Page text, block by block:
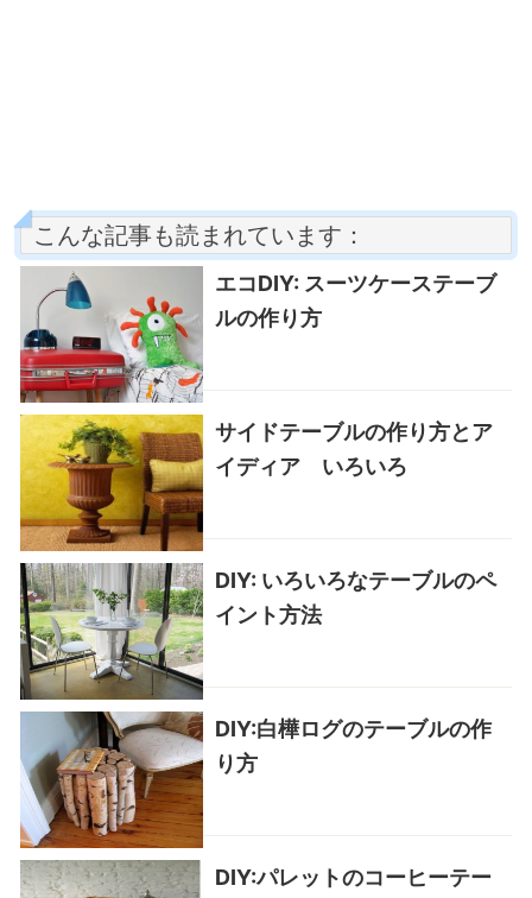
こんな記事も読まれています：
エコDIY: スーツケーステーブ
ルの作り方
サイドテーブルの作り方とア
イディア いろいろ
DIY: いろいろなテーブルのペ
イント方法
DIY:白樺ログのテーブルの作
り方
DIY:パレットのコーヒーテー